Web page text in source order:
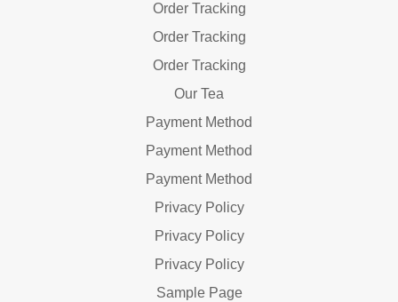
Order Tracking
Order Tracking
Order Tracking
Our Tea
Payment Method
Payment Method
Payment Method
Privacy Policy
Privacy Policy
Privacy Policy
Sample Page